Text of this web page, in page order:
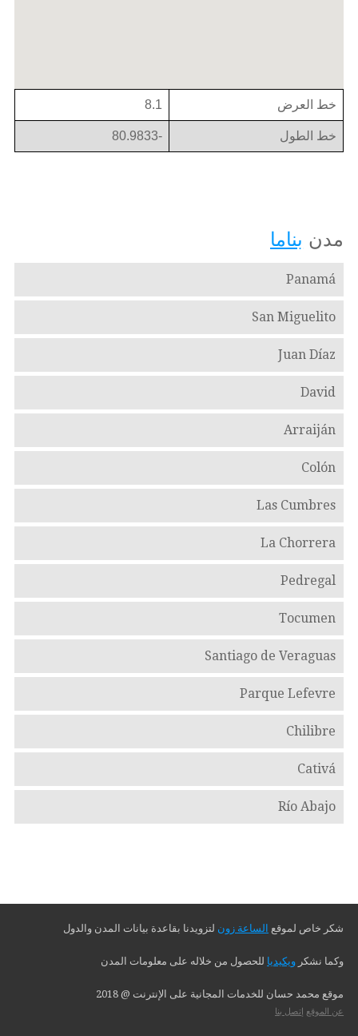
خط العرض 8.1
خط الطول -80.9833
مدن بناما
Panamá
San Miguelito
Juan Díaz
David
Arraiján
Colón
Las Cumbres
La Chorrera
Pedregal
Tocumen
Santiago de Veraguas
Parque Lefevre
Chilibre
Cativá
Río Abajo
شكر خاص لموقع الساعة زون لتزويدنا بقاعدة بيانات المدن والدول
وكما نشكر ويكيديا للحصول من خلاله على معلومات المدن
موقع محمد حسان للخدمات المجانية على الإنترنت @ 2018
عن الموقع إتصل بنا